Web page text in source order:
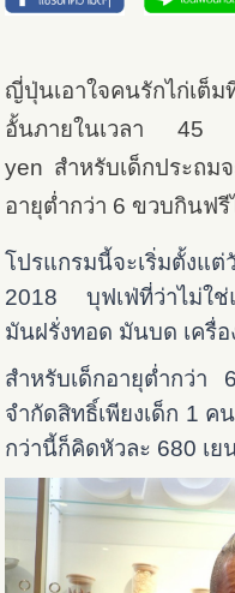
ญี่ปุ่นเอาใจคนรักไก่เต็
อั้นภายในเวลา 45
yen สำหรับเด็กประถม
อายุต่ำกว่า 6 ขวบกินฟรี
โปรแกรมนี้จะเริ่มตั้งแ
2018 บุฟเฟ่ที่ว่าไม่ใช่แ
มันฝรั่งทอด มันบด เครื่อ
สำหรับเด็กอายุต่ำกว่า
จำกัดสิทธิ์เพียงเด็ก 1 ค
กว่านี้ก็คิดหัวละ 680 เย